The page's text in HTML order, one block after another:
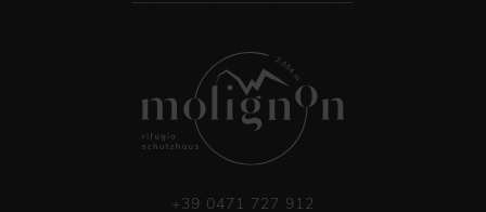
+39 0471 727 912